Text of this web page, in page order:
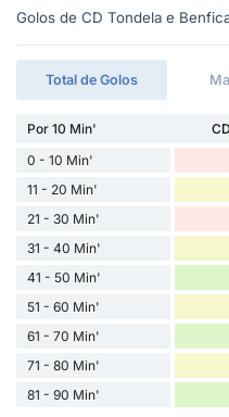
Golos de CD Tondela e
Total de Golos
Por 10 Min'
0 - 10 Min'
11 - 20 Min'
21 - 30 Min'
31 - 40 Min'
41 - 50 Min'
51 - 60 Min'
61 - 70 Min'
71 - 80 Min'
81 - 90 Min'